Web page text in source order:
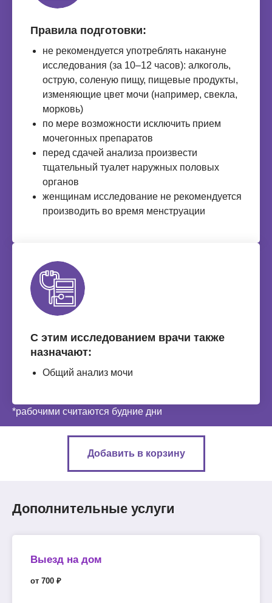
Правила подготовки:
не рекомендуется употреблять накануне
исследования (за 10–12 часов): алкоголь,
острую, соленую пищу, пищевые продукты,
изменяющие цвет мочи (например, свекла,
морковь)
по мере возможности исключить прием
мочегонных препаратов
перед сдачей анализа произвести
тщательный туалет наружных половых
органов
женщинам исследование не рекомендуется
производить во время менструации
С этим исследованием врачи также
назначают:
Общий анализ мочи
*рабочими считаются будние дни
Добавить в корзину
Дополнительные услуги
Выезд на дом
от 700 ₽